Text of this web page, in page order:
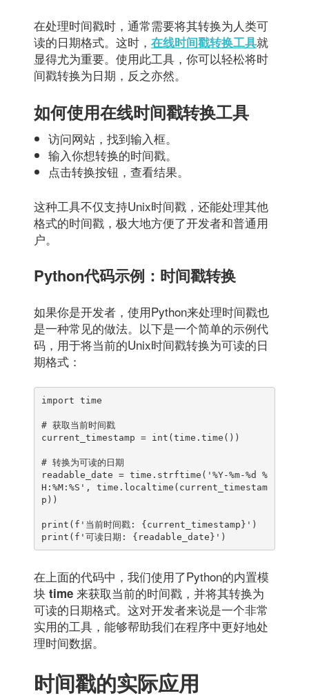
在处理时间戳时，通常需要将其转换为人类可
读的日期格式。这时， 在线时间戳转换工具就
显得尤为重要。使用此工具，你可以轻松将时
间戳转换为日期，反之亦然。
如何使用在线时间戳转换工具
访问网站，找到输入框。
输入你想转换的时间戳。
点击转换按钮，查看结果。
这种工具不仅支持Unix时间戳，还能处理其他
格式的时间戳，极大地方便了开发者和普通用
户。
Python代码示例：时间戳转换
如果你是开发者，使用Python来处理时间戳也
是一种常见的做法。以下是一个简单的示例代
码，用于将当前的Unix时间戳转换为可读的日
期格式：
import time
# 获取当前时间戳
current_timestamp = int(time.time())
# 转换为可读的日期
readable_date = time.strftime('%Y-%m-%d %
H:%M:%S', time.localtime(current_timestam
p))
print(f'当前时间戳: {current_timestamp}')
print(f'可读日期: {readable_date}')
在上面的代码中，我们使用了Python的内置模
块 time 来获取当前的时间戳，并将其转换为
可读的日期格式。这对开发者来说是一个非常
实用的工具，能够帮助我们在程序中更好地处
理时间数据。
时间戳的实际应用